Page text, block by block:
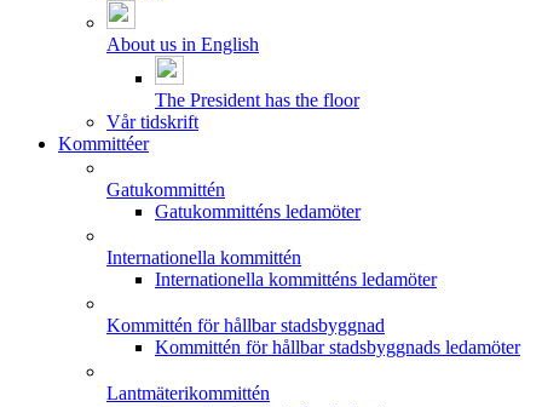
About us in English
The President has the floor
Vår tidskrift
Kommittéer
Gatukommittén
Gatukommitténs ledamöter
Internationella kommittén
Internationella kommitténs ledamöter
Kommittén för hållbar stadsbyggnad
Kommittén för hållbar stadsbyggnads ledamöter
Lantmäterikommittén